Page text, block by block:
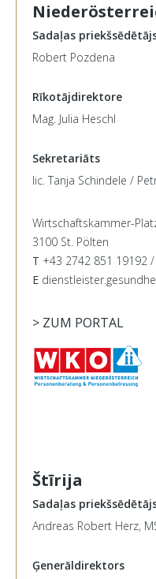
Sadaļas
Robert Pozdena
Rīkotājdirektore
Mag. Julia Heschl
Sekretariāts
lic. Tanja Schindele /
Wirtschaftskammer-
3100 St. Pölten
T +43 2742 851 19192
E
> ZUM PORTAL
Štīrija
Sadaļas
Andreas Robert Herz,
Ģenerāldirektors